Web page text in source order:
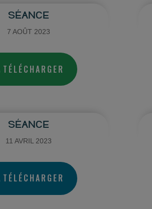
SÉANCE
7 AOÛT 2023
TÉLÉCHARGER
SÉANCE
11 AVRIL 2023
TÉLÉCHARGER